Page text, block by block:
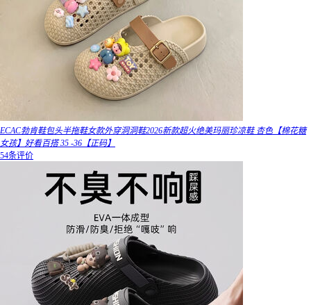
ECAC勃肯鞋包头半拖鞋女款外穿洞洞鞋2026新款超火绝美玛丽珍凉鞋 杏色【棉花糖
女孩】好看百搭 35 -36【正码】
54条评价